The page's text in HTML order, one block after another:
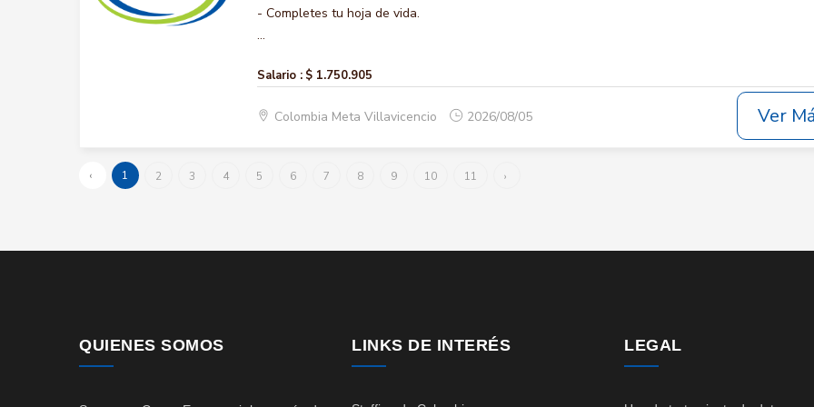
- Completes tu hoja de vida.
...
Salario : $ 1.750.905
Colombia Meta Villavicencio 2026/08/05 Ver
‹ 1 2 3 4 5 6 7 8 9 10 11 ›
QUIENES SOMOS LINKS DE INTERÉS LEGAL